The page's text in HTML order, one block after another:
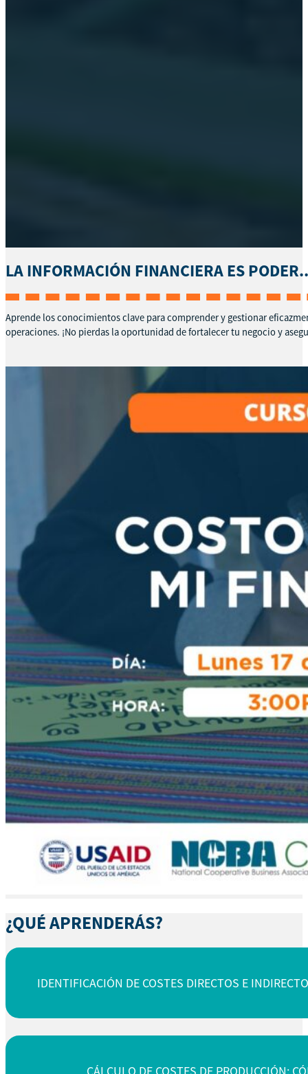
LA INFORMACIÓN FINANCIERA ES
Aprende los conocimientos clave para comprender y gestionar
operaciones. ¡No pierdas la oportunidad de fortalecer tu negocio y
¿QUÉ APRENDERÁS?
IDENTIFICACIÓN DE COSTES DIRECTOS E
CÁLCULO DE COSTES DE PRODUCCIÓN: